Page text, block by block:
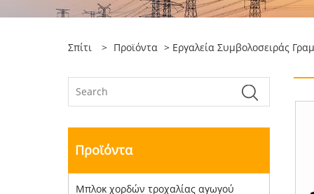
Σπίτι > Προϊόντα > Εργαλεία Συμβολοσειράς
Προϊόντα
Μπλοκ χορδών τροχαλίας αγωγού